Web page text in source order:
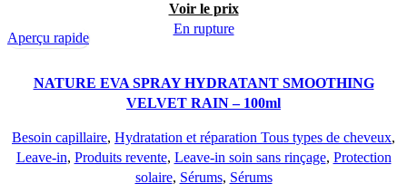
Voir le prix
En rupture
Aperçu rapide
NATURE EVA SPRAY HYDRATANT SMOOTHING
VELVET RAIN – 100ml
Besoin capillaire, Hydratation et réparation Tous types de cheveux,
Leave-in, Produits revente, Leave-in soin sans rinçage, Protection
solaire, Sérums, Sérums